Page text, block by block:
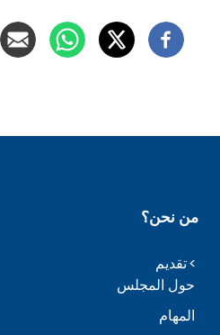
من نحن؟
تقديم
حول المجلس
المهام